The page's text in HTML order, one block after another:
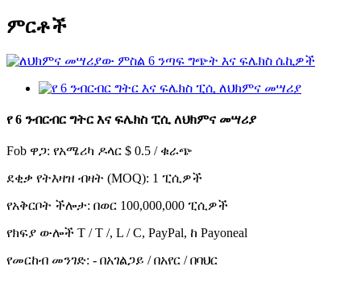
ምርቶች
የ 6 ንብርብር ግትር እና ፍሌክስ ፒሲ ለህክምና መሣሪያ
Fob ዋጋ: የአሜሪካ ዶላር $ 0.5 / ቁራጭ
ደቂቃ የትእዛዝ ብዛት (MOQ): 1 ፒሲዎች
የአቅርቦት ችሎታ: በወር 100,000,000 ፒሲዎች
የክፍያ ውሎች T / T /, L / C, PayPal, ከ Payoneal
የመርከብ መንገድ: - በአገልጋይ / በአየር / በባህር